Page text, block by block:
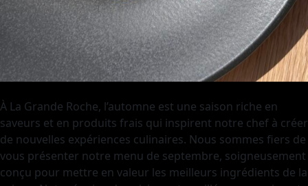
À La Grande Roche, l’automne est une saison riche en
saveurs et en produits frais qui inspirent notre chef à créer
de nouvelles expériences culinaires. Nous sommes fiers de
vous présenter notre menu de septembre, soigneusement
conçu pour mettre en valeur les meilleurs ingrédients de la